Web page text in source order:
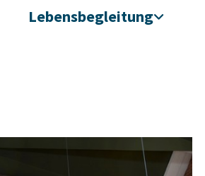
Lebensbegleitung